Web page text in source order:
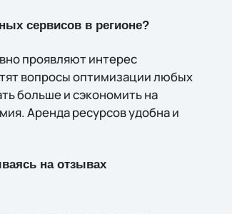
сервисов в регионе?
проявляют интерес
вопросы оптимизации любых
больше и сэкономить на
Аренда ресурсов удобна и
на отзывах